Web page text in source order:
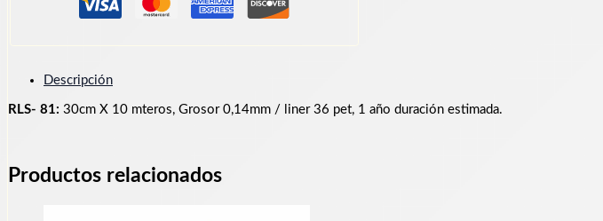
Descripción
RLS- 81: 30cm X 10 mteros, Grosor 0,14mm / liner 36 pet, 1 año duración estimada.
Productos relacionados